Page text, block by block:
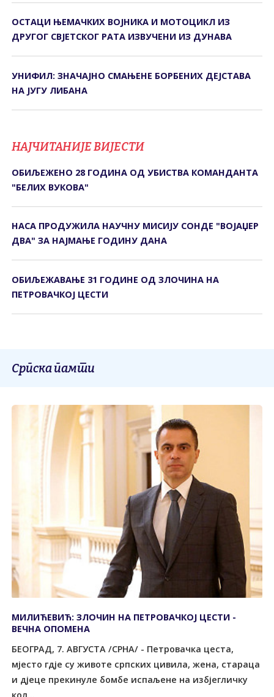
ОСТАЦИ ЊЕМАЧКИХ ВОЈНИКА И МОТОЦИКЛ ИЗ
ДРУГОГ СВЈЕТСКОГ РАТА ИЗВУЧЕНИ ИЗ ДУНАВА
УНИФИЛ: ЗНАЧАЈНО СМАЊЕНЕ БОРБЕНИХ ДЕЈСТАВА
НА ЈУГУ ЛИБАНА
НАЈЧИТАНИЈЕ ВИЈЕСТИ
ОБИЉЕЖЕНО 28 ГОДИНА ОД УБИСТВА КОМАНДАНТА
"БЕЛИХ ВУКОВА"
НАСА ПРОДУЖИЛА НАУЧНУ МИСИЈУ СОНДЕ "ВОЈАЏЕР
ДВА" ЗА НАЈМАЊЕ ГОДИНУ ДАНА
ОБИЉЕЖАВАЊЕ 31 ГОДИНЕ ОД ЗЛОЧИНА НА
ПЕТРОВАЧКОЈ ЦЕСТИ
Српска памти
МИЛИЋЕВИЋ: ЗЛОЧИН НА ПЕТРОВАЧКОЈ ЦЕСТИ -
ВЕЧНА ОПОМЕНА
БЕОГРАД, 7. АВГУСТА /СРНА/ - Петровачка цеста,
мјесто гдје су животе српских цивила, жена, стараца
и дјеце прекинуле бомбе испаљене на избјегличку